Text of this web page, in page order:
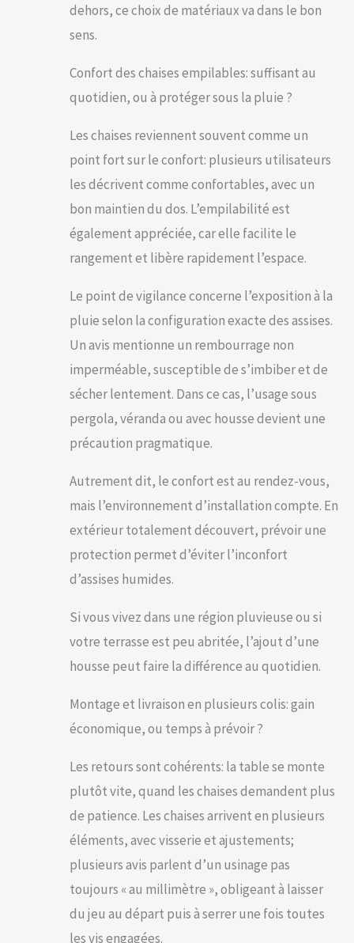
dehors, ce choix de matériaux va dans le bon
sens.
Confort des chaises empilables: suffisant au
quotidien, ou à protéger sous la pluie ?
Les chaises reviennent souvent comme un
point fort sur le confort: plusieurs utilisateurs
les décrivent comme confortables, avec un
bon maintien du dos. L’empilabilité est
également appréciée, car elle facilite le
rangement et libère rapidement l’espace.
Le point de vigilance concerne l’exposition à la
pluie selon la configuration exacte des assises.
Un avis mentionne un rembourrage non
imperméable, susceptible de s’imbiber et de
sécher lentement. Dans ce cas, l’usage sous
pergola, véranda ou avec housse devient une
précaution pragmatique.
Autrement dit, le confort est au rendez-vous,
mais l’environnement d’installation compte. En
extérieur totalement découvert, prévoir une
protection permet d’éviter l’inconfort
d’assises humides.
Si vous vivez dans une région pluvieuse ou si
votre terrasse est peu abritée, l’ajout d’une
housse peut faire la différence au quotidien.
Montage et livraison en plusieurs colis: gain
économique, ou temps à prévoir ?
Les retours sont cohérents: la table se monte
plutôt vite, quand les chaises demandent plus
de patience. Les chaises arrivent en plusieurs
éléments, avec visserie et ajustements;
plusieurs avis parlent d’un usinage pas
toujours « au millimètre », obligeant à laisser
du jeu au départ puis à serrer une fois toutes
les vis engagées.